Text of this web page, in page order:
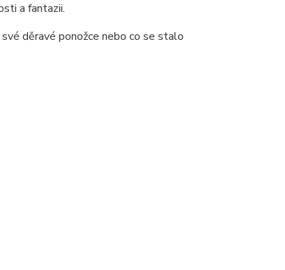
a fantazii.
děravé ponožce nebo co se stalo